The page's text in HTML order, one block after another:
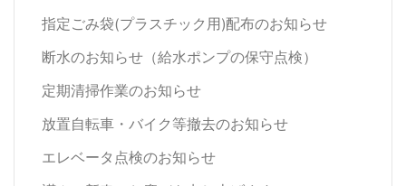
指定ごみ袋(プラスチック用)配布のお知らせ
断水のお知らせ（給水ポンプの保守点検）
定期清掃作業のお知らせ
放置自転車・バイク等撤去のお知らせ
エレベータ点検のお知らせ